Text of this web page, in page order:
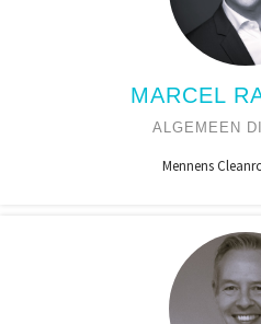
MARCEL
ALGEMEEN
Mennens